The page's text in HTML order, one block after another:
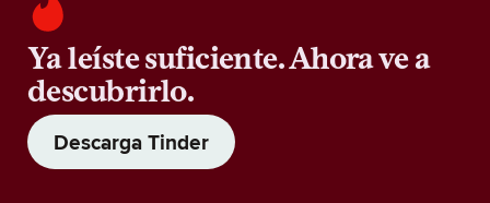
Ya leíste suficiente. Ahora ve a
descubrirlo.
Descarga Tinder